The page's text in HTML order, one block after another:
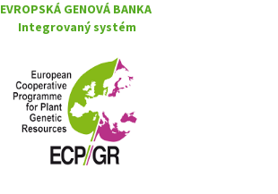
EVROPSKÁ GENOVÁ BANKA
Integrovaný systém